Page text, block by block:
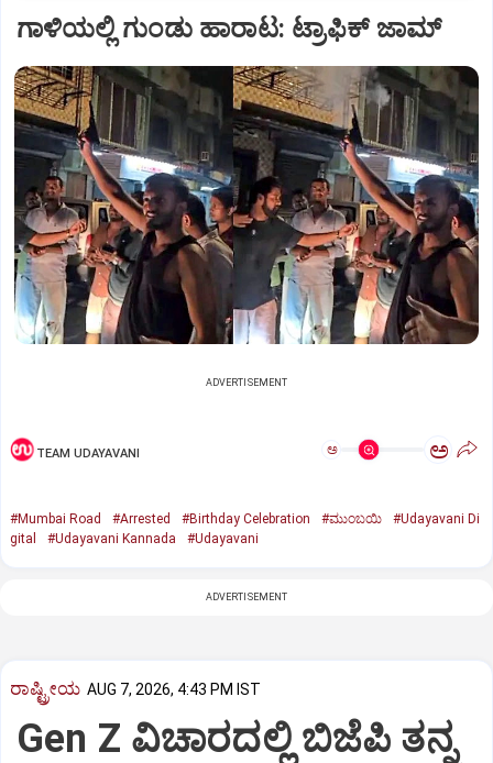
ಗಾಳಿಯಲ್ಲಿ ಗುಂಡು ಹಾರಾಟ: ಟ್ರಾಫಿಕ್‌ ಜಾಮ್
ADVERTISEMENT
TEAM UDAYAVANI ಅ ಅ
#Mumbai Road #Arrested #Birthday Celebration #ಮುಂಬಯಿ
#Udayavani Di
gital
#Udayavani Kannada #Udayavani
ADVERTISEMENT
ರಾಷ್ಟ್ರೀಯ AUG 7, 2026, 4:43 PM IST
Gen Z ವಿಚಾರದಲ್ಲಿ ಬಿಜೆಪಿ ತನ್ನ